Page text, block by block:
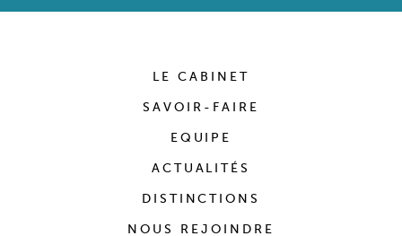
LE CABINET
SAVOIR-FAIRE
EQUIPE
ACTUALITÉS
DISTINCTIONS
NOUS REJOINDRE